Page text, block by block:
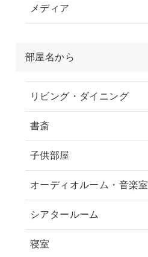
メディア
部屋名から
リビング・ダイニング
書斎
子供部屋
オーディオルーム・音楽室
シアタールーム
寝室